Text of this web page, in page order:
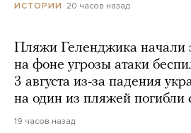
ИСТОРИИ 20 часов назад
Пляжи Геленджика начали
на фоне угрозы атаки
3 августа из-за падения
на один из пляжей погибли
19 часов назад